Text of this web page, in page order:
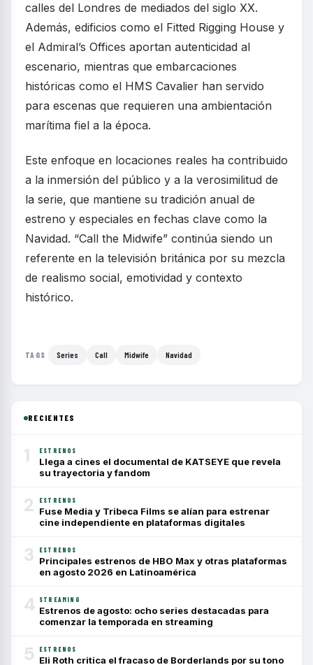
calles del Londres de mediados del siglo XX.
Además, edificios como el Fitted Rigging House y
el Admiral’s Offices aportan autenticidad al
escenario, mientras que embarcaciones
históricas como el HMS Cavalier han servido
para escenas que requieren una ambientación
marítima fiel a la época.
Este enfoque en locaciones reales ha contribuido
a la inmersión del público y a la verosimilitud de
la serie, que mantiene su tradición anual de
estreno y especiales en fechas clave como la
Navidad. “Call the Midwife” continúa siendo un
referente en la televisión británica por su mezcla
de realismo social, emotividad y contexto
histórico.
TAGS Series Call Midwife Navidad
RECIENTES
1 ESTRENOS
Llega a cines el documental de KATSEYE que revela
su trayectoria y fandom
2 ESTRENOS
Fuse Media y Tribeca Films se alían para estrenar
cine independiente en plataformas digitales
3 ESTRENOS
Principales estrenos de HBO Max y otras plataformas
en agosto 2026 en Latinoamérica
4 STREAMING
Estrenos de agosto: ocho series destacadas para
comenzar la temporada en streaming
5 ESTRENOS
Eli Roth critica el fracaso de Borderlands por su tono